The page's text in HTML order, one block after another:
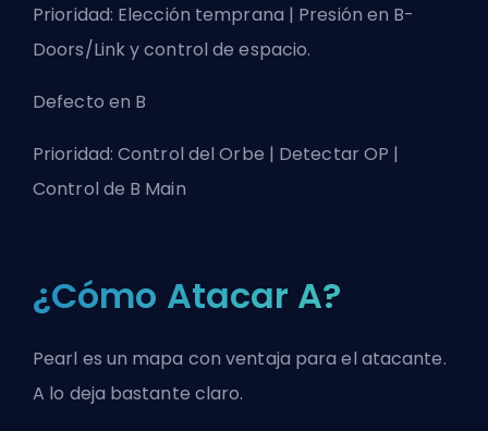
Prioridad: Elección temprana | Presión en B-
Doors/Link y control de espacio.
Defecto en B
Prioridad: Control del Orbe | Detectar OP |
Control de B Main
¿Cómo Atacar A?
Pearl es un mapa con ventaja para el atacante.
A lo deja bastante claro.